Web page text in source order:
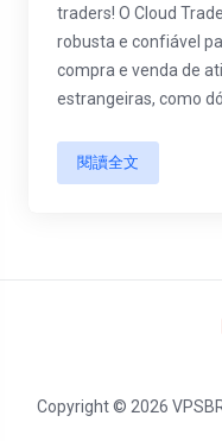
traders! O Cloud
robusta e confiável
compra e venda de
estrangeiras, como
閱讀全文
Copyright © 2026